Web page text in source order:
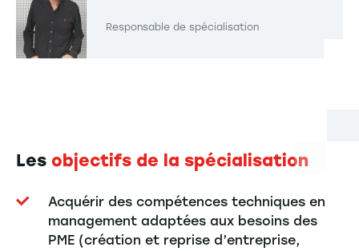
Responsable de spécialisation
Les objectifs de la spécialisation
Acquérir des compétences techniques en
management adaptées aux besoins des
PME (création et reprise d’entreprise,